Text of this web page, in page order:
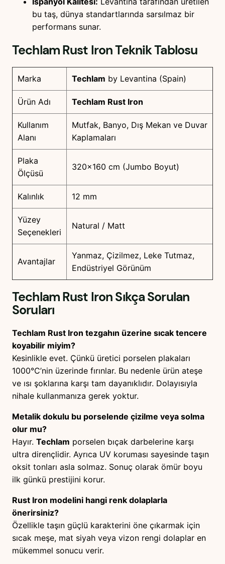
bu taş, dünya standartlarında sarsılmaz bir
performans sunar.
Techlam Rust IronTeknik Tablosu
Marka Techlam by Levantina (Spain)
Ürün Adı Techlam Rust Iron
Kullanım
Alanı
Mutfak, Banyo, Dış Mekan ve Duvar
Kaplamaları
Plaka
Ölçüsü
320×160 cm (Jumbo Boyut)
Kalınlık 12 mm
Yüzey
Seçenekleri
Natural / Matt
Avantajlar
Yanmaz, Çizilmez, Leke Tutmaz,
Endüstriyel Görünüm
Techlam Rust IronSıkça Sorulan
Soruları
Techlam Rust Iron tezgahın üzerine sıcak tencere
koyabilir miyim?
Kesinlikle evet. Çünkü üretici porselen plakaları
1000°C’nin üzerinde fırınlar. Bu nedenle ürün ateşe
ve ısı şoklarına karşı tam dayanıklıdır. Dolayısıyla
nihale kullanmanıza gerek yoktur.
Metalik dokulu bu porselende çizilme veya solma
olur mu?
Hayır. Techlam porselen bıçak darbelerine karşı
ultra dirençlidir. Ayrıca UV koruması sayesinde taşın
oksit tonları asla solmaz. Sonuç olarak ömür boyu
ilk günkü prestijini korur.
Rust Iron modelini hangi renk dolaplarla
önerirsiniz?
Özellikle taşın güçlü karakterini öne çıkarmak için
sıcak meşe, mat siyah veya vizon rengi dolaplar en
mükemmel sonucu verir.